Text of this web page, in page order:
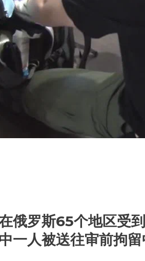
俄罗斯65个地区受
一人被送往审前拘